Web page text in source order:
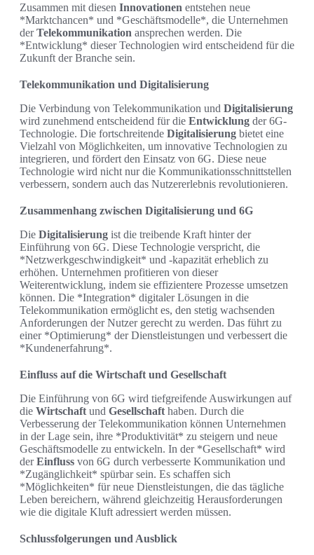
Zusammen mit diesen Innovationen entstehen neue
*Marktchancen* und *Geschäftsmodelle*, die Unternehmen
derTelekommunikation ansprechen werden. Die
*Entwicklung* dieser Technologien wird entscheidend für die
Zukunft der Branche sein.
Telekommunikation und Digitalisierung
Die Verbindung von Telekommunikation und Digitalisierung
wird zunehmend entscheidend für die Entwicklung der 6G-
Technologie. Die fortschreitende Digitalisierung bietet eine
Vielzahl von Möglichkeiten, um innovative Technologien zu
integrieren, und fördert den Einsatz von 6G. Diese neue
Technologie wird nicht nur die Kommunikationsschnittstellen
verbessern, sondern auch das Nutzererlebnis revolutionieren.
Zusammenhang zwischen Digitalisierung und 6G
Die Digitalisierung ist die treibende Kraft hinter der
Einführung von 6G. Diese Technologie verspricht, die
*Netzwerkgeschwindigkeit* und -kapazität erheblich zu
erhöhen. Unternehmen profitieren von dieser
Weiterentwicklung, indem sie effizientere Prozesse umsetzen
können. Die *Integration* digitaler Lösungen in die
Telekommunikation ermöglicht es, den stetig wachsenden
Anforderungen der Nutzer gerecht zu werden. Das führt zu
einer *Optimierung* der Dienstleistungen und verbessert die
*Kundenerfahrung*.
Einfluss auf die Wirtschaft und Gesellschaft
Die Einführung von 6G wird tiefgreifende Auswirkungen auf
die Wirtschaft und Gesellschaft haben. Durch die
Verbesserung der Telekommunikation können Unternehmen
in der Lage sein, ihre *Produktivität* zu steigern und neue
Geschäftsmodelle zu entwickeln. In der *Gesellschaft* wird
derEinfluss von 6G durch verbesserte Kommunikation und
*Zugänglichkeit* spürbar sein. Es schaffen sich
*Möglichkeiten* für neue Dienstleistungen, die das tägliche
Leben bereichern, während gleichzeitig Herausforderungen
wie die digitale Kluft adressiert werden müssen.
Schlussfolgerungen und Ausblick